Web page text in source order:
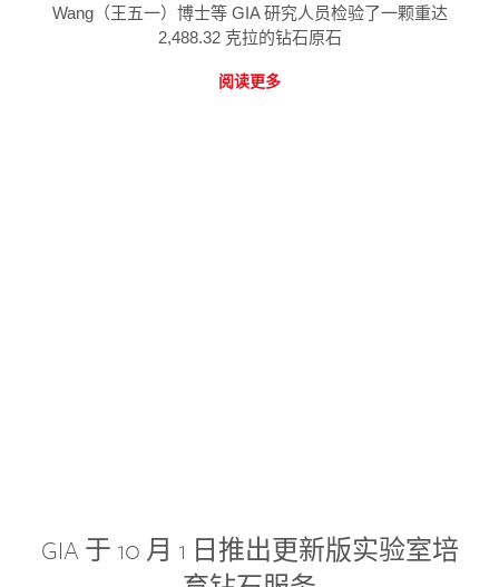
Wang（王五一）博士等 GIA 研究人员检验了一颗重达
2,488.32 克拉的钻石原石
阅读更多
GIA 于 10 月 1 日推出更新版实验室培